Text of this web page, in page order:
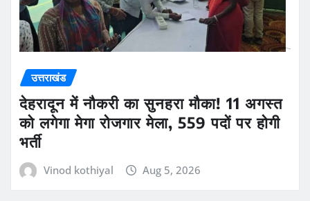
उत्तराखंड
देहरादून में नौकरी का सुनहरा मौका! 11 अगस्त
को लगेगा मेगा रोजगार मेला, 559 पदों पर होगी
भर्ती
Vinod kothiyal Aug 5, 2026